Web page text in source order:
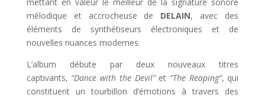
mélodique et accrocheuse de
DELAIN, avec des
éléments de synthétiseurs électroniques et de
nouvelles nuances modernes.
L’album débute par deux nouveaux titres
captivants, “Dance with the Devil”et “The Reaping”, qui
constituent un tourbillon d’émotions à travers des